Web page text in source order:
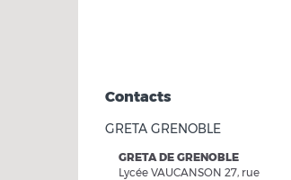
Contacts
GRETA GRENOBLE
GRETA DE GRENOBLE
Lycée VAUCANSON 27, rue